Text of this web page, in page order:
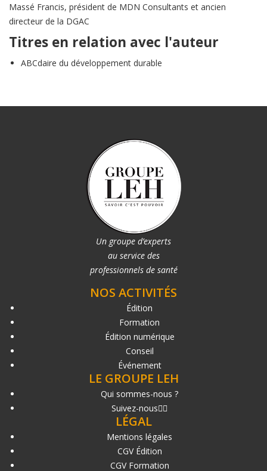
Massé Francis, président de MDN Consultants et ancien
directeur de la DGAC
Titres en relation avec l'auteur
ABCdaire du développement durable
Un groupe d’experts
au service des
professionnels de santé
NOS ACTIVITÉS
Édition
Formation
Édition numérique
Conseil
Événement
LE GROUPE LEH
Qui sommes-nous ?
Suivez-nous
LÉGAL
Mentions légales
CGV Édition
CGV Formation